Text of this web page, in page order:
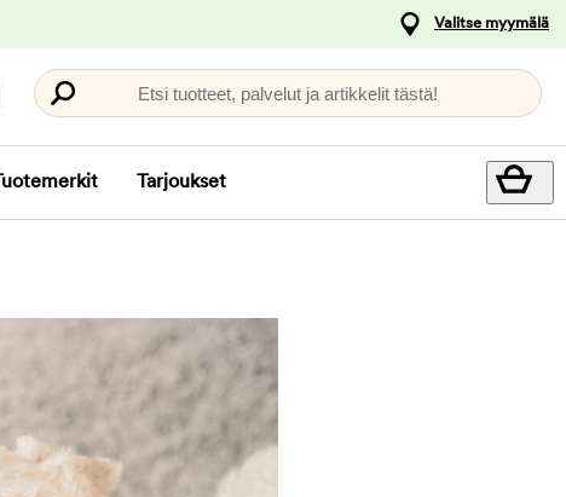
Valitse myymälä
Etsi tuotteet, palvelut ja artikkelit tästä!
Tuotemerkit Tarjoukset